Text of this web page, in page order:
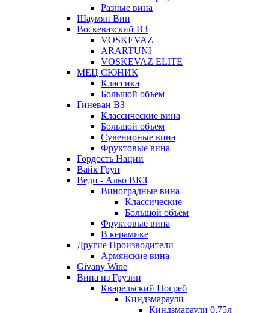
Разные вина
Шаумян Вин
Воскевазский ВЗ
VOSKEVAZ
ARARTUNI
VOSKEVAZ ELITE
МЕЦ СЮНИК
Классика
Большой объем
Гиневан ВЗ
Классические вина
Большой объем
Сувенирные вина
Фруктовые вина
Гордость Нации
Вайк Груп
Веди - Алко ВКЗ
Виноградные вина
Классические
Большой объем
Фруктовые вина
В керамике
Другие Производители
Армянские вина
Givany Wine
Вина из Грузии
Кварельский Погреб
Киндзмараули
Киндзмараули 0,75л